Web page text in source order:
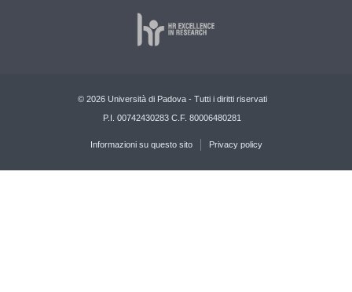
© 2026 Università di Padova - Tutti i diritti riservati
P.I. 00742430283 C.F. 80006480281
Informazioni su questo sito Privacy policy